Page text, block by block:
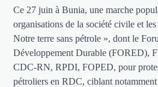
Ce 27 juin à Bunia, une marche
organisations de la société civile et
Notre terre sans pétrole », dont le
Développement Durable (FORED),
CDC-RN, RPDI, FOPED, pour
pétroliers en RDC, ciblant